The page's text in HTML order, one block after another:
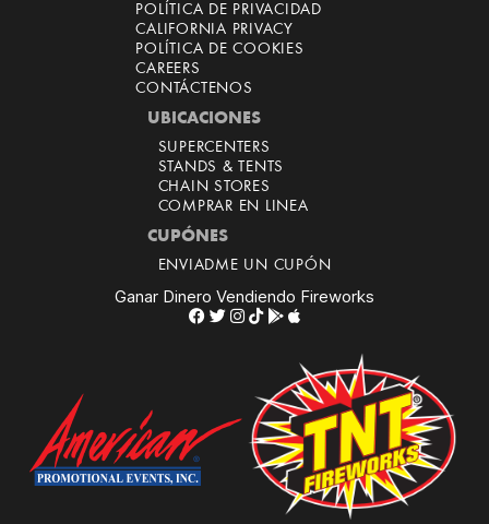
POLÍTICA DE PRIVACIDAD
CALIFORNIA PRIVACY
POLÍTICA DE COOKIES
CAREERS
CONTÁCTENOS
UBICACIONES
SUPERCENTERS
STANDS & TENTS
CHAIN STORES
COMPRAR EN LINEA
CUPÓNES
ENVIADME UN CUPÓN
Ganar Dinero Vendiendo Fireworks